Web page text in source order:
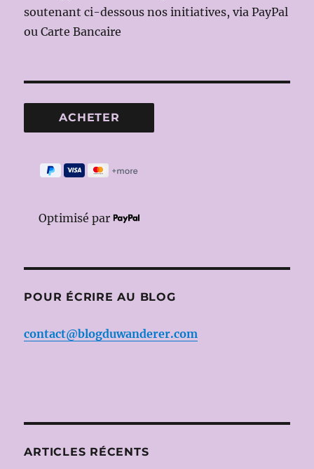
soutenant ci-dessous nos initiatives, via PayPal
ou Carte Bancaire
Optimisé par
POUR ÉCRIRE AU BLOG
contact@blogduwanderer.com
ARTICLES RÉCENTS